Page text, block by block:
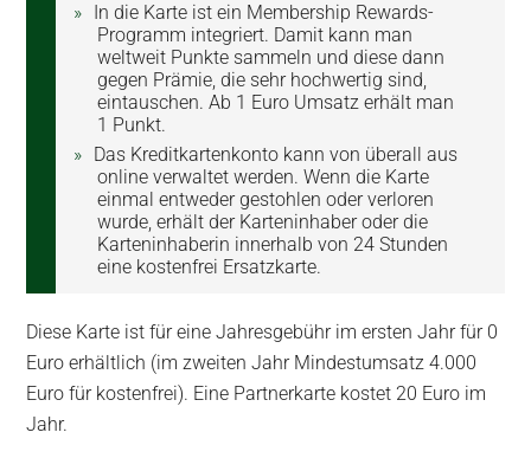
In die Karte ist ein Membership Rewards-
Programm integriert. Damit kann man
weltweit Punkte sammeln und diese dann
gegen Prämie, die sehr hochwertig sind,
eintauschen. Ab 1 Euro Umsatz erhält man
1 Punkt.
Das Kreditkartenkonto kann von überall aus
online verwaltet werden. Wenn die Karte
einmal entweder gestohlen oder verloren
wurde, erhält der Karteninhaber oder die
Karteninhaberin innerhalb von 24 Stunden
eine kostenfrei Ersatzkarte.
Diese Karte ist für eine Jahresgebühr im ersten Jahr für 0
Euro erhältlich (im zweiten Jahr Mindestumsatz 4.000
Euro für kostenfrei). Eine Partnerkarte kostet 20 Euro im
Jahr.